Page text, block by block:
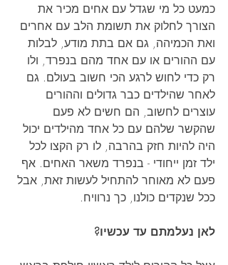
כמעט כל מי שגדל עם אחים מכיר את
הצורך לחלוק את תשומת הלב עם אחרים
ואת הכמיהה, גם אם בתת מודע, לבלות
עם ההורים או עם אחד מהם בנפרד, ולו
רק כדי לחוש לרגע הכי חשוב בעולם. גם
לאחר שהילדים כבר גדולים וההורים
עוצרים לחשוב, הם חשים לא פעם
שהקשר שלהם עם כל אחד מהילדים יכול
היה להיות חזק בהרבה, לו רק הקצו לכל
ילד זמן ייחודי - בנפרד משאר האחים. אף
פעם לא מאוחר להתחיל לעשות זאת, אבל
ככל שנקדים כולנו, כך נרוויח.
לאן נעלמתם עד עכשיו?